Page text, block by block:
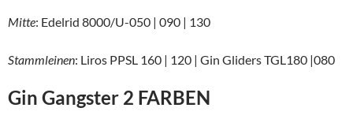
Mitte: Edelrid 8000/U-050 | 090 | 130
Stammleinen: Liros PPSL 160 | 120 | Gin Gliders TGL180 |080
Gin Gangster 2 FARBEN